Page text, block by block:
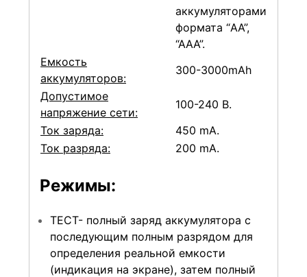
аккумуляторами
формата “AA”,
“AAA”.
Емкость
аккумуляторов:
300-3000mAh
Допустимое
напряжение сети:
100-240 В.
Ток заряда:
450 mA.
Ток разряда:
200 mA.
Режимы:
ТЕСТ- полный заряд аккумулятора с
последующим полным разрядом для
определения реальной емкости
(индикация на экране), затем полный